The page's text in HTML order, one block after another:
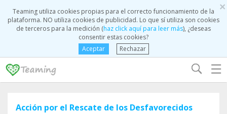
×
Teaming utiliza cookies propias para el correcto funcionamiento de la
plataforma. NO utiliza cookies de publicidad. Lo que sí utiliza son cookies
de terceros para la medición (haz click aquí para leer más), ¿deseas
consentir estas cookies?
Aceptar
Rechazar
☰
Acción por el Rescate de los Desfavorecidos